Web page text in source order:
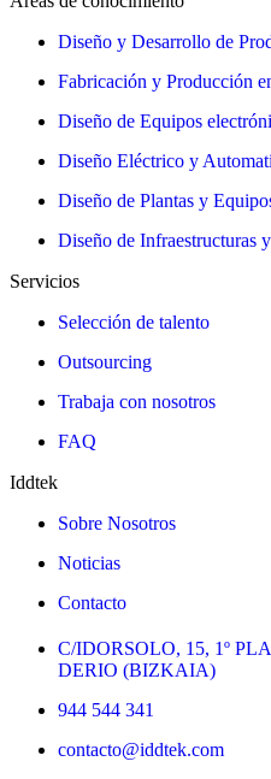
Diseño y Desarrollo de
Fabricación y Producción
Diseño de Equipos
Diseño Eléctrico y
Diseño de Plantas y
Diseño de Infraestructuras
Servicios
Selección de talento
Outsourcing
Trabaja con nosotros
FAQ
Iddtek
Sobre Nosotros
Noticias
Contacto
C/IDORSOLO, 15, 1º
DERIO (BIZKAIA)
944 544 341
contacto@iddtek.com